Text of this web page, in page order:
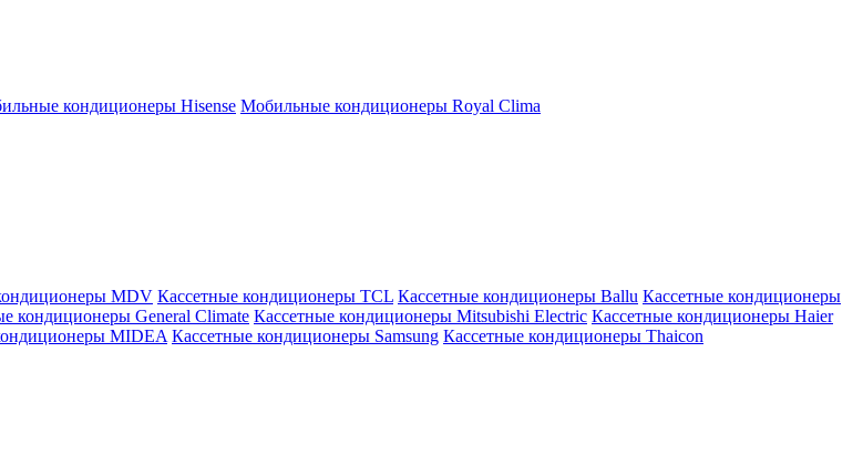
кондиционеры Hisense Мобильные кондиционеры Royal Clima
MDV Кассетные кондиционеры TCL Кассетные кондиционеры Ballu Кассетные кондиционеры
кондиционеры General Climate Кассетные кондиционеры Mitsubishi Electric Кассетные кондиционеры Haier
MIDEA Кассетные кондиционеры Samsung Кассетные кондиционеры Thaicon